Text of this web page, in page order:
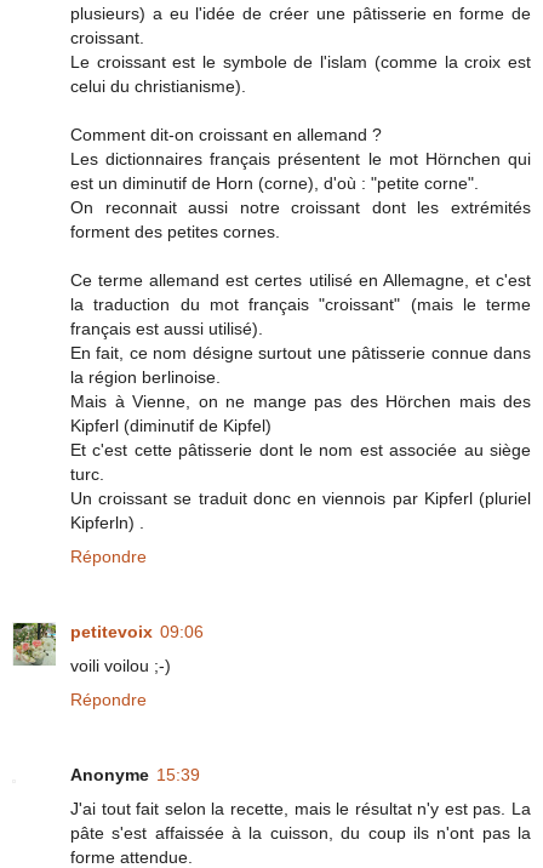
plusieurs) a eu l'idée de créer une pâtisserie en forme de
croissant.
Le croissant est le symbole de l'islam (comme la croix est
celui du christianisme).
Comment dit-on croissant en allemand ?
Les dictionnaires français présentent le mot Hörnchen qui
est un diminutif de Horn (corne), d'où : "petite corne".
On reconnait aussi notre croissant dont les extrémités
forment des petites cornes.
Ce terme allemand est certes utilisé en Allemagne, et c'est
la traduction du mot français "croissant" (mais le terme
français est aussi utilisé).
En fait, ce nom désigne surtout une pâtisserie connue dans
la région berlinoise.
Mais à Vienne, on ne mange pas des Hörchen mais des
Kipferl (diminutif de Kipfel)
Et c'est cette pâtisserie dont le nom est associée au siège
turc.
Un croissant se traduit donc en viennois par Kipferl (pluriel
Kipferln) .
Répondre
petitevoix 09:06
voili voilou ;-)
Répondre
Anonyme 15:39
J'ai tout fait selon la recette, mais le résultat n'y est pas. La
pâte s'est affaissée à la cuisson, du coup ils n'ont pas la
forme attendue.